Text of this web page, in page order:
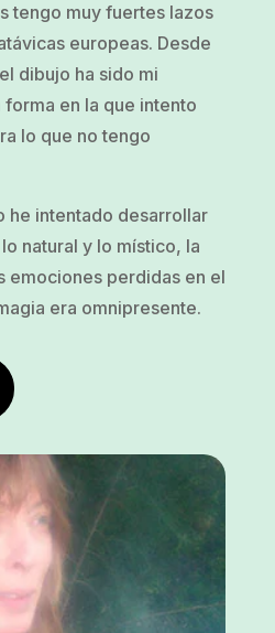
tengo muy fuertes lazos
europeas. Desde
dibujo ha sido mi
en la que intento
lo que no tengo
he intentado desarrollar
natural y lo místico, la
emociones perdidas en el
era omnipresente.